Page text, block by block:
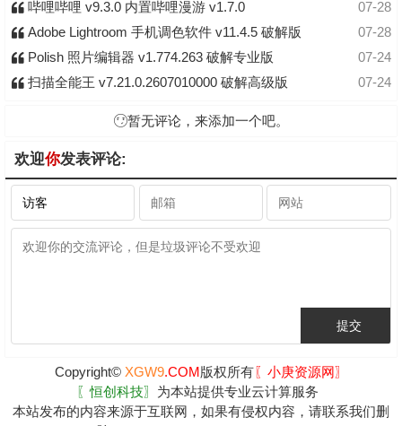
07-28
哔哩哔哩 v9.3.0 内置哔哩漫游 v1.7.0
07-28
Adobe Lightroom 手机调色软件 v11.4.5 破解版
07-24
Polish 照片编辑器 v1.774.263 破解专业版
07-24
扫描全能王 v7.21.0.2607010000 破解高级版
暂无评论，来添加一个吧。
欢迎你发表评论:
Copyright© XGW9.COM版权所有〖小庚资源网〗
〖恒创科技〗 为本站提供专业云计算服务
本站发布的内容来源于互联网，如果有侵权内容，请联系我们删